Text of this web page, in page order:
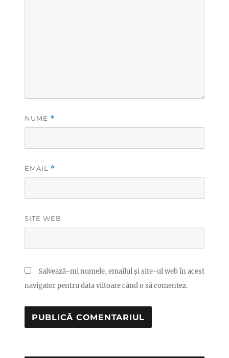
NUME *
EMAIL *
SITE WEB
Salvează-mi numele, emailul și site-ul web în acest
navigator pentru data viitoare când o să comentez.